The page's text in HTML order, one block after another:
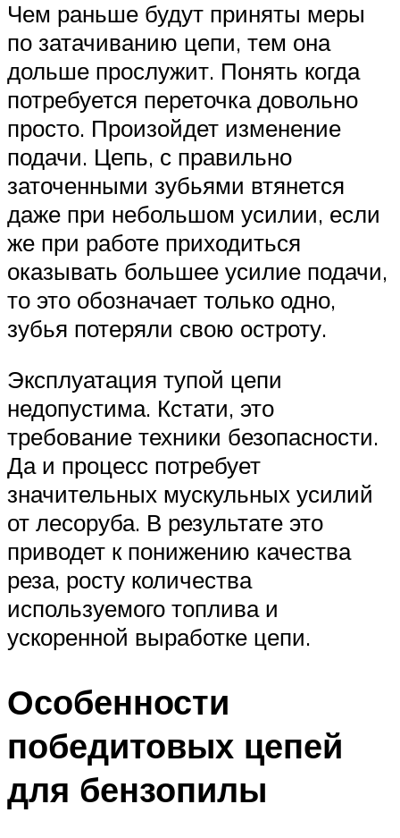
Чем раньше будут приняты меры
по затачиванию цепи, тем она
дольше прослужит. Понять когда
потребуется переточка довольно
просто. Произойдет изменение
подачи. Цепь, с правильно
заточенными зубьями втянется
даже при небольшом усилии, если
же при работе приходиться
оказывать большее усилие подачи,
то это обозначает только одно,
зубья потеряли свою остроту.
Эксплуатация тупой цепи
недопустима. Кстати, это
требование техники безопасности.
Да и процесс потребует
значительных мускульных усилий
от лесоруба. В результате это
приводет к понижению качества
реза, росту количества
используемого топлива и
ускоренной выработке цепи.
Особенности
победитовых цепей
для бензопилы